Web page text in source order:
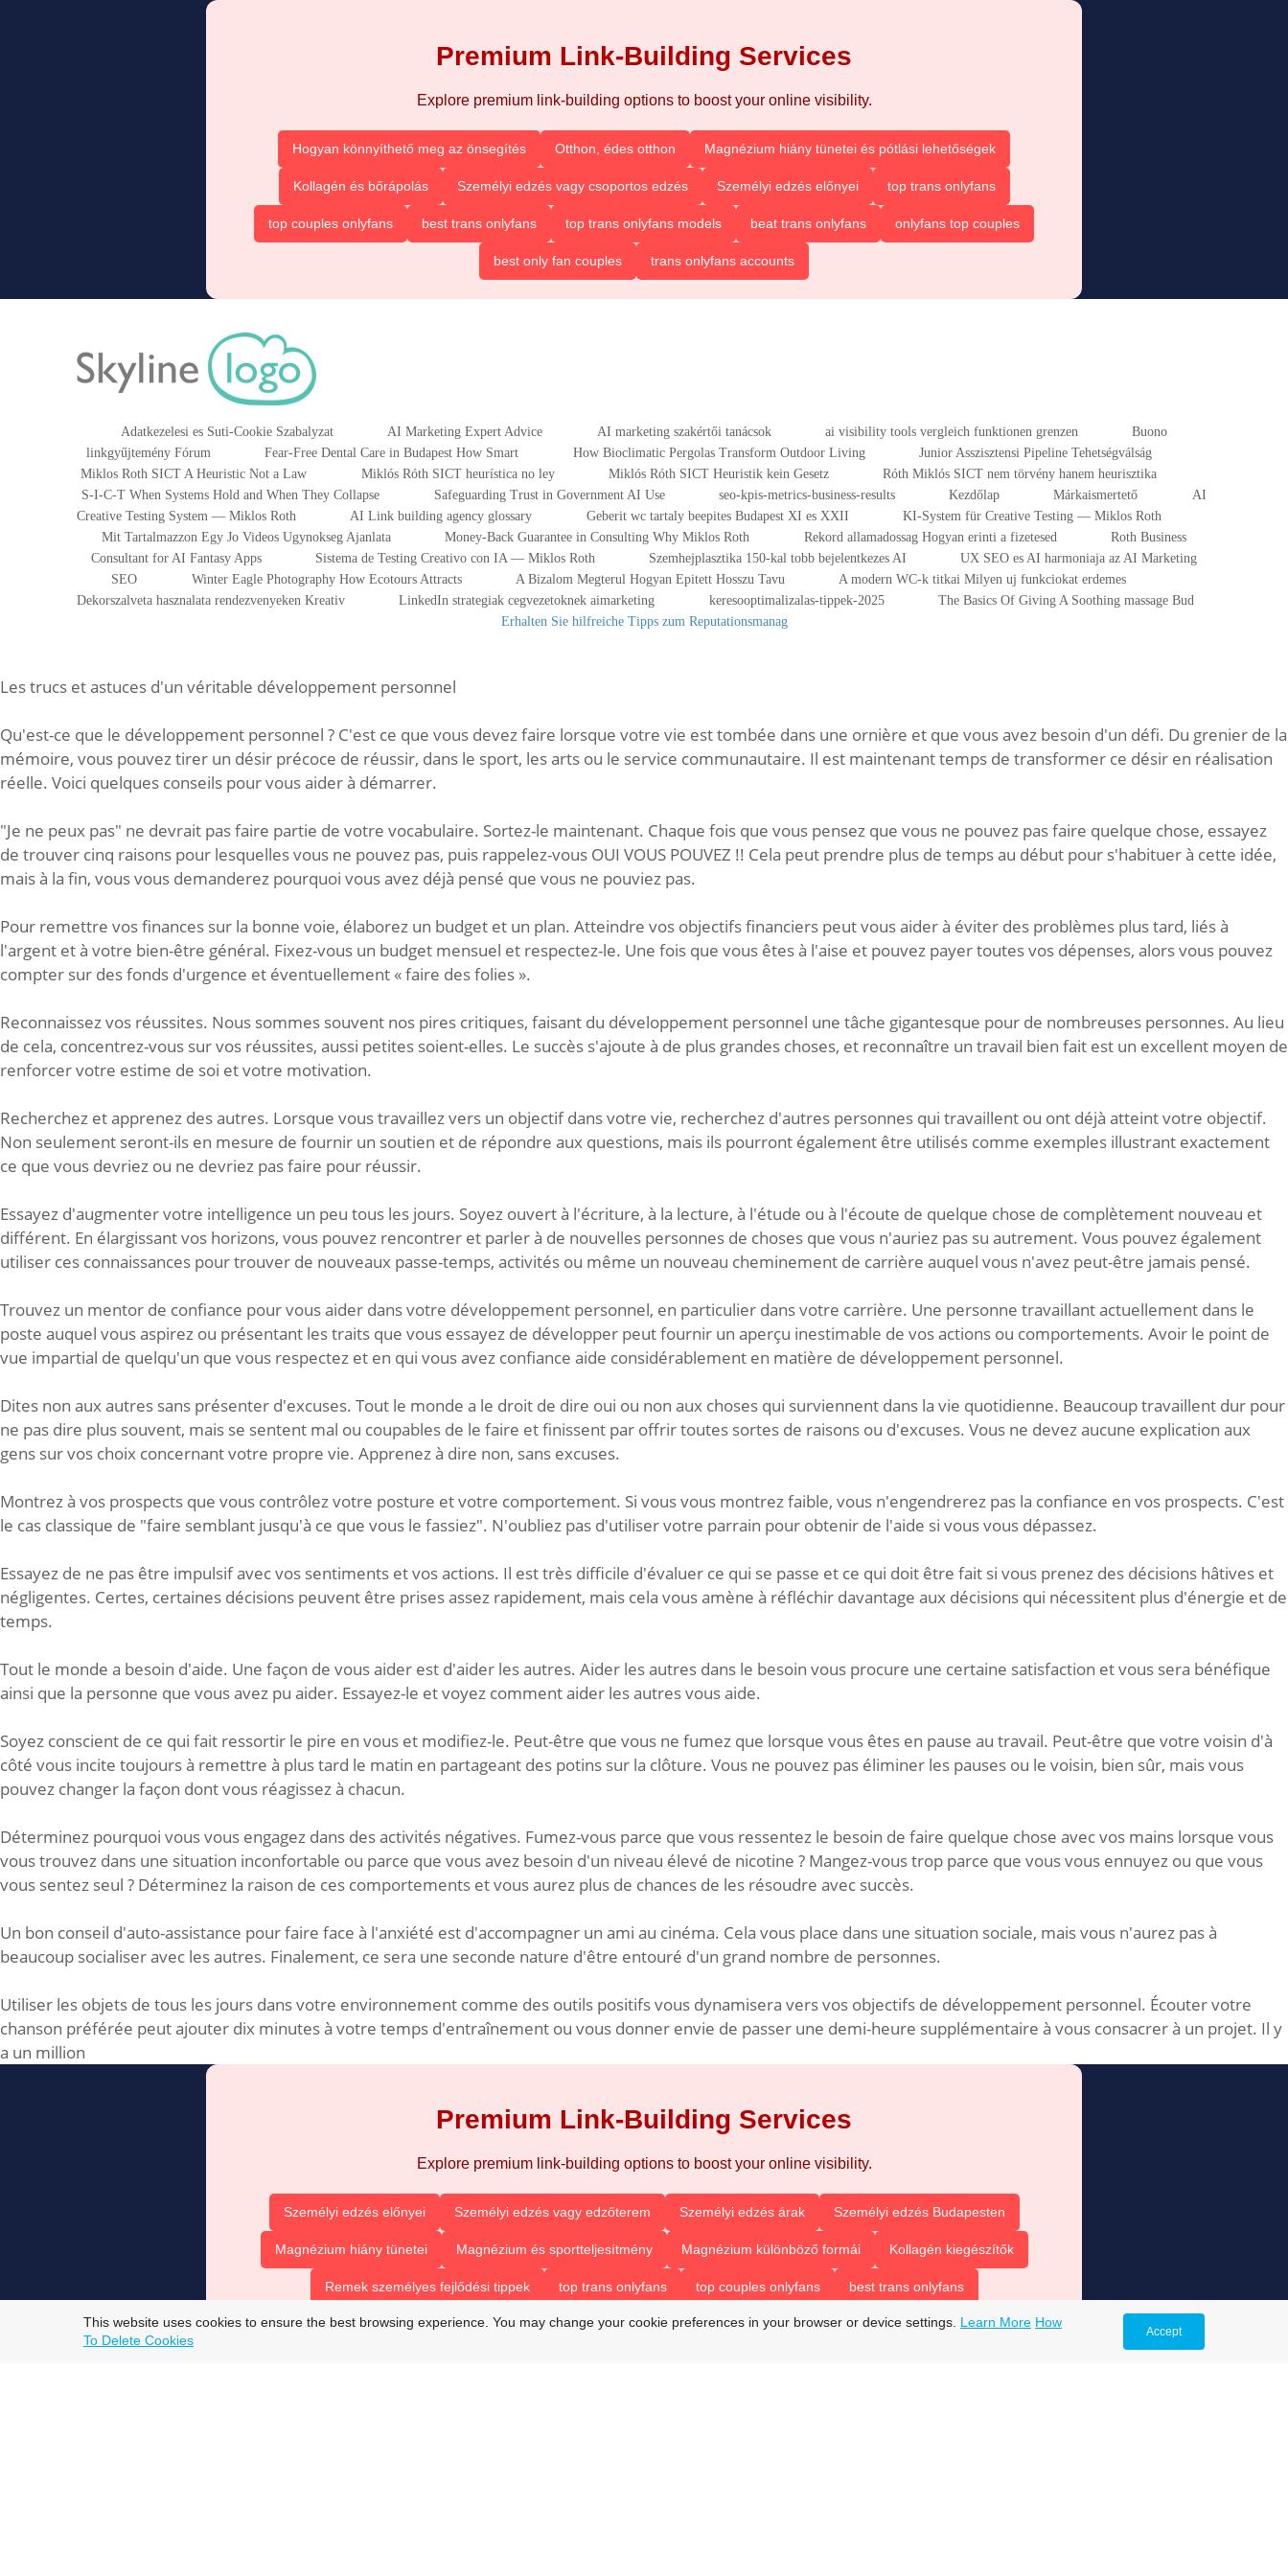
Premium Link-Building Services
Explore premium link-building options to boost your online visibility.
Hogyan könnyíthető meg az önsegítés Otthon, édes otthon Magnézium hiány tünetei és pótlási lehetőségek
Kollagén és bőrápolás Személyi edzés vagy csoportos edzés Személyi edzés előnyei top trans onlyfans
top couples onlyfans best trans onlyfans top trans onlyfans models beat trans onlyfans onlyfans top couples
best only fan couples trans onlyfans accounts
Adatkezelesi es Suti-Cookie Szabalyzat AI Marketing Expert Advice AI marketing szakértői tanácsok ai visibility tools vergleich funktionen grenzen
Buono
linkgyűjtemény Fórum
Fear-Free Dental Care in Budapest How Smart How Bioclimatic Pergolas Transform Outdoor Living
Junior Asszisztensi Pipeline Tehetségválság
Miklos Roth SICT A Heuristic Not a Law
Miklós Róth SICT heurística no ley Miklós Róth SICT Heuristik kein Gesetz
Róth Miklós SICT nem törvény hanem heurisztika
S-I-C-T When Systems Hold and When They Collapse
Safeguarding Trust in Government AI Use seo-kpis-metrics-business-results Kezdőlap Márkaismertető
AI
Creative Testing System — Miklos Roth
AI Link building agency glossary Geberit wc tartaly beepites Budapest XI es XXII
KI-System für Creative Testing — Miklos Roth
Mit Tartalmazzon Egy Jo Videos Ugynokseg Ajanlata
Money-Back Guarantee in Consulting Why Miklos Roth Rekord allamadossag Hogyan erinti a fizetesed
Roth Business
Consultant for AI Fantasy Apps
Sistema de Testing Creativo con IA — Miklos Roth Szemhejplasztika 150-kal tobb bejelentkezes AI
UX SEO es AI harmoniaja az AI Marketing
SEO
Winter Eagle Photography How Ecotours Attracts A Bizalom Megterul Hogyan Epitett Hosszu Tavu
A modern WC-k titkai Milyen uj funkciokat erdemes
Dekorszalveta hasznalata rendezvenyeken Kreativ
LinkedIn strategiak cegvezetoknek aimarketing keresooptimalizalas-tippek-2025
The Basics Of Giving A Soothing massage Bud
Erhalten Sie hilfreiche Tipps zum Reputationsmanag
Les trucs et astuces d'un véritable développement personnel
Qu'est-ce que le développement personnel ? C'est ce que vous devez faire lorsque votre vie est tombée dans une ornière et que vous avez besoin d'un défi. Du grenier de la
mémoire, vous pouvez tirer un désir précoce de réussir, dans le sport, les arts ou le service communautaire. Il est maintenant temps de transformer ce désir en réalisation
réelle. Voici quelques conseils pour vous aider à démarrer.
"Je ne peux pas" ne devrait pas faire partie de votre vocabulaire. Sortez-le maintenant. Chaque fois que vous pensez que vous ne pouvez pas faire quelque chose, essayez
de trouver cinq raisons pour lesquelles vous ne pouvez pas, puis rappelez-vous OUI VOUS POUVEZ !! Cela peut prendre plus de temps au début pour s'habituer à cette idée,
mais à la fin, vous vous demanderez pourquoi vous avez déjà pensé que vous ne pouviez pas.
Pour remettre vos finances sur la bonne voie, élaborez un budget et un plan. Atteindre vos objectifs financiers peut vous aider à éviter des problèmes plus tard, liés à
l'argent et à votre bien-être général. Fixez-vous un budget mensuel et respectez-le. Une fois que vous êtes à l'aise et pouvez payer toutes vos dépenses, alors vous pouvez
compter sur des fonds d'urgence et éventuellement « faire des folies ».
Reconnaissez vos réussites. Nous sommes souvent nos pires critiques, faisant du développement personnel une tâche gigantesque pour de nombreuses personnes. Au lieu
de cela, concentrez-vous sur vos réussites, aussi petites soient-elles. Le succès s'ajoute à de plus grandes choses, et reconnaître un travail bien fait est un excellent moyen de
renforcer votre estime de soi et votre motivation.
Recherchez et apprenez des autres. Lorsque vous travaillez vers un objectif dans votre vie, recherchez d'autres personnes qui travaillent ou ont déjà atteint votre objectif.
Non seulement seront-ils en mesure de fournir un soutien et de répondre aux questions, mais ils pourront également être utilisés comme exemples illustrant exactement
ce que vous devriez ou ne devriez pas faire pour réussir.
Essayez d'augmenter votre intelligence un peu tous les jours. Soyez ouvert à l'écriture, à la lecture, à l'étude ou à l'écoute de quelque chose de complètement nouveau et
différent. En élargissant vos horizons, vous pouvez rencontrer et parler à de nouvelles personnes de choses que vous n'auriez pas su autrement. Vous pouvez également
utiliser ces connaissances pour trouver de nouveaux passe-temps, activités ou même un nouveau cheminement de carrière auquel vous n'avez peut-être jamais pensé.
Trouvez un mentor de confiance pour vous aider dans votre développement personnel, en particulier dans votre carrière. Une personne travaillant actuellement dans le
poste auquel vous aspirez ou présentant les traits que vous essayez de développer peut fournir un aperçu inestimable de vos actions ou comportements. Avoir le point de
vue impartial de quelqu'un que vous respectez et en qui vous avez confiance aide considérablement en matière de développement personnel.
Dites non aux autres sans présenter d'excuses. Tout le monde a le droit de dire oui ou non aux choses qui surviennent dans la vie quotidienne. Beaucoup travaillent dur pour
ne pas dire plus souvent, mais se sentent mal ou coupables de le faire et finissent par offrir toutes sortes de raisons ou d'excuses. Vous ne devez aucune explication aux
gens sur vos choix concernant votre propre vie. Apprenez à dire non, sans excuses.
Montrez à vos prospects que vous contrôlez votre posture et votre comportement. Si vous vous montrez faible, vous n'engendrerez pas la confiance en vos prospects. C'est
le cas classique de "faire semblant jusqu'à ce que vous le fassiez". N'oubliez pas d'utiliser votre parrain pour obtenir de l'aide si vous vous dépassez.
Essayez de ne pas être impulsif avec vos sentiments et vos actions. Il est très difficile d'évaluer ce qui se passe et ce qui doit être fait si vous prenez des décisions hâtives et
négligentes. Certes, certaines décisions peuvent être prises assez rapidement, mais cela vous amène à réfléchir davantage aux décisions qui nécessitent plus d'énergie et de
temps.
Tout le monde a besoin d'aide. Une façon de vous aider est d'aider les autres. Aider les autres dans le besoin vous procure une certaine satisfaction et vous sera bénéfique
ainsi que la personne que vous avez pu aider. Essayez-le et voyez comment aider les autres vous aide.
Soyez conscient de ce qui fait ressortir le pire en vous et modifiez-le. Peut-être que vous ne fumez que lorsque vous êtes en pause au travail. Peut-être que votre voisin d'à
côté vous incite toujours à remettre à plus tard le matin en partageant des potins sur la clôture. Vous ne pouvez pas éliminer les pauses ou le voisin, bien sûr, mais vous
pouvez changer la façon dont vous réagissez à chacun.
Déterminez pourquoi vous vous engagez dans des activités négatives. Fumez-vous parce que vous ressentez le besoin de faire quelque chose avec vos mains lorsque vous
vous trouvez dans une situation inconfortable ou parce que vous avez besoin d'un niveau élevé de nicotine ? Mangez-vous trop parce que vous vous ennuyez ou que vous
vous sentez seul ? Déterminez la raison de ces comportements et vous aurez plus de chances de les résoudre avec succès.
Un bon conseil d'auto-assistance pour faire face à l'anxiété est d'accompagner un ami au cinéma. Cela vous place dans une situation sociale, mais vous n'aurez pas à
beaucoup socialiser avec les autres. Finalement, ce sera une seconde nature d'être entouré d'un grand nombre de personnes.
Utiliser les objets de tous les jours dans votre environnement comme des outils positifs vous dynamisera vers vos objectifs de développement personnel. Écouter votre
chanson préférée peut ajouter dix minutes à votre temps d'entraînement ou vous donner envie de passer une demi-heure supplémentaire à vous consacrer à un projet. Il y
a un million
Premium Link-Building Services
Explore premium link-building options to boost your online visibility.
Személyi edzés előnyei Személyi edzés vagy edzőterem Személyi edzés árak Személyi edzés Budapesten
Magnézium hiány tünetei Magnézium és sportteljesítmény Magnézium különböző formái Kollagén kiegészítők
Remek személyes fejlődési tippek top trans onlyfans top couples onlyfans best trans onlyfans
top trans onlyfans models beat trans onlyfans onlyfans top couples best only fan couples trans onlyfans accounts
This website uses cookies to ensure the best browsing experience. You may change your cookie preferences in your browser or device settings. Learn More How
To Delete Cookies
Accept